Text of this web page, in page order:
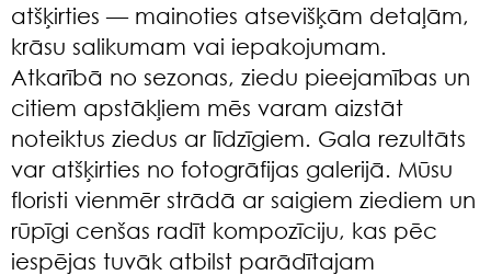
atšķirties — mainoties atsevišķām detaļām,
krāsu salikumam vai iepakojumam.
Atkarībā no sezonas, ziedu pieejamības un
citiem apstākļiem mēs varam aizstāt
noteiktus ziedus ar līdzīgiem. Gala rezultāts
var atšķirties no fotogrāfijas galerijā. Mūsu
floristi vienmēr strādā ar saigiem ziediem un
rūpīgi cenšas radīt kompozīciju, kas pēc
iespējas tuvāk atbilst parādītajam